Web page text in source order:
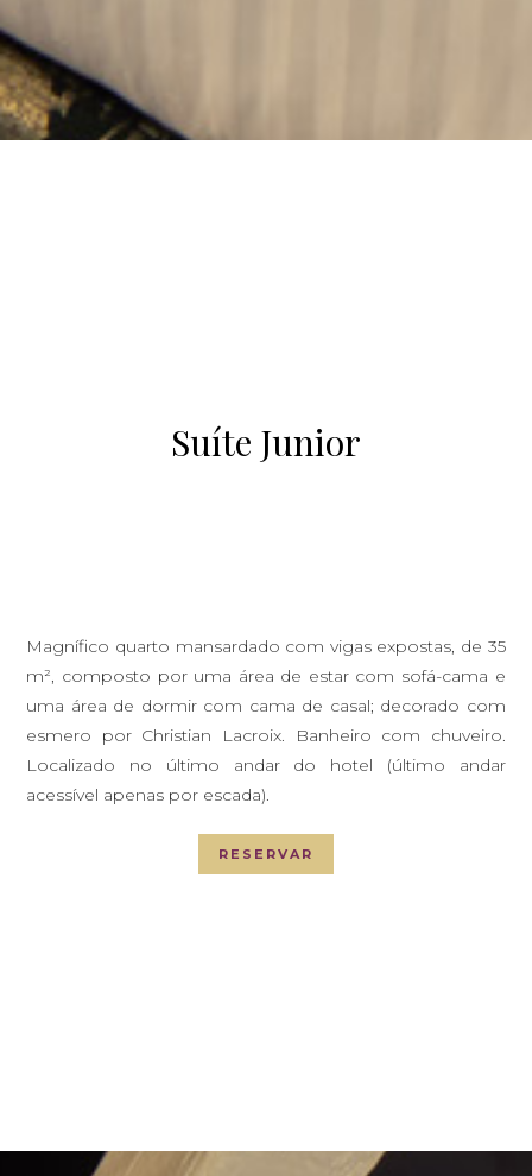
Suíte Junior
Magnífico quarto mansardado com vigas expostas, de 35
m², composto por uma área de estar com sofá-cama e
uma área de dormir com cama de casal; decorado com
esmero por Christian Lacroix. Banheiro com chuveiro.
Localizado no último andar do hotel (último andar
acessível apenas por escada).
RESERVAR